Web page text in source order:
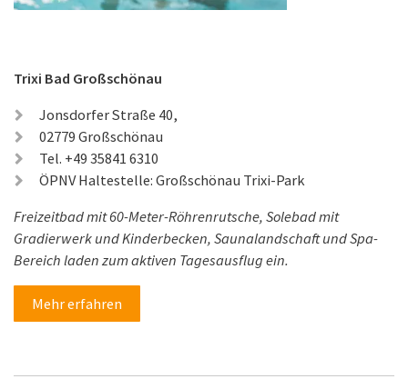
Trixi Bad Großschönau
Jonsdorfer Straße 40,
02779 Großschönau
Tel. +49 35841 6310
ÖPNV Haltestelle: Großschönau Trixi-Park
Freizeitbad mit 60-Meter-Röhrenrutsche, Solebad mit
Gradierwerk und Kinderbecken, Saunalandschaft und Spa-
Bereich laden zum aktiven Tagesausflug ein.
Mehr erfahren